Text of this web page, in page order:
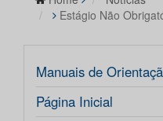
Estágio Não
Manuais de
Página Inicial